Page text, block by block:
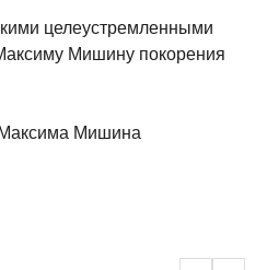
целеустремленными
Мишину покорения
Максима Мишина